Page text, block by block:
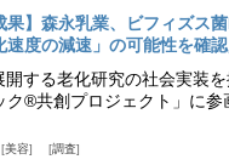
果】森永乳業、ビフィズス
速度の減速」の可能性を確
する老化研究の社会実装
ク®共創プロジェクト」に
美容 調査